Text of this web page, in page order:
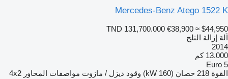
Mercedes-Benz Atego 1522 K
TND 131,700.000 €38,900 ≈ $44,950
آلة إزالة الثلج
2014
13.000 كم
Euro 5
القوة 218 حصان (160 kW) وقود ديزل / مازوت مواصفات المحاور 4x2